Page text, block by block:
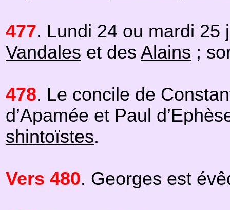
477. Lundi 24 ou mardi 25
Vandales et des Alains ;
478. Le concile de
d’Apamée et Paul
shintoïstes.
Vers 480. Georges est